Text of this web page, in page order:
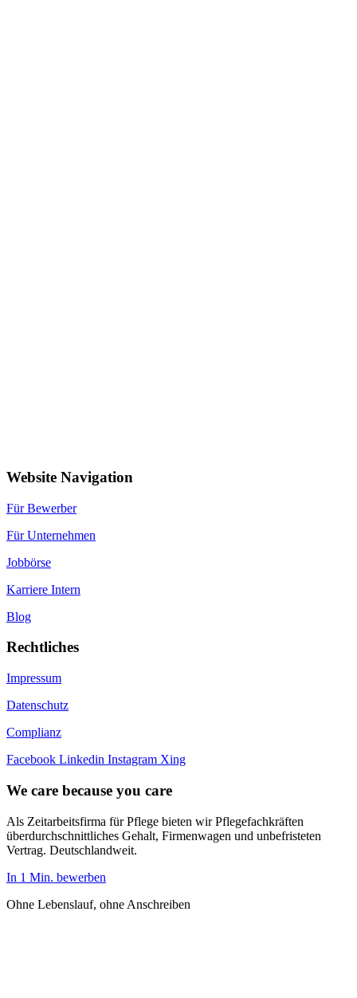
Website Navigation
Für Bewerber
Für Unternehmen
Jobbörse
Karriere Intern
Blog
Rechtliches
Impressum
Datenschutz
Complianz
Facebook Linkedin Instagram Xing
We care because you care
Als Zeitarbeitsfirma für Pflege bieten wir Pflegefachkräften
überdurchschnittliches Gehalt, Firmenwagen und unbefristeten
Vertrag. Deutschlandweit.
In 1 Min. bewerben
Ohne Lebenslauf, ohne Anschreiben